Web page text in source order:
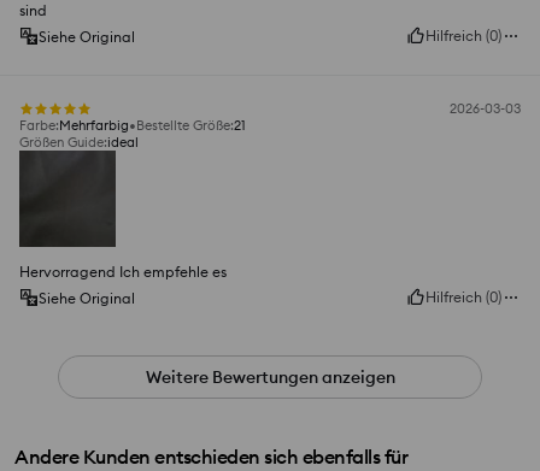
sind
Siehe Original
Hilfreich (0)
2026-03-03
Farbe:Mehrfarbig Bestellte Größe:21
Größen Guide:ideal
Hervorragend Ich empfehle es
Siehe Original
Hilfreich (0)
Weitere Bewertungen anzeigen
Andere Kunden entschieden sich ebenfalls für